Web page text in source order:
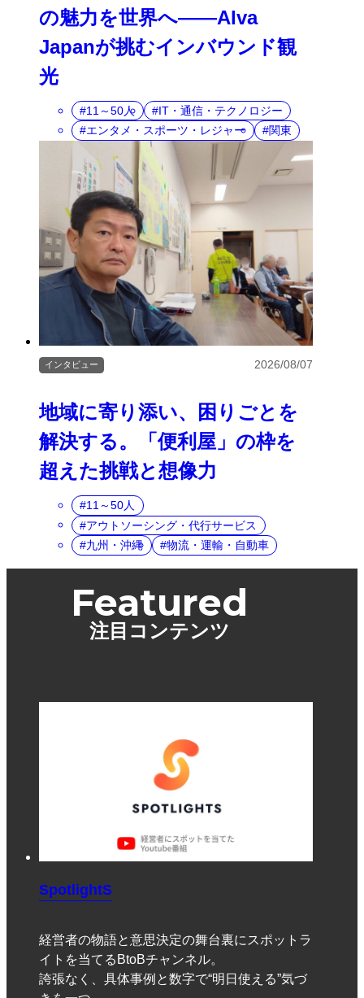
の魅力を世界へ――Alva
Japanが挑むインバウンド観
光
11～50人
IT・通信・テクノロジー
エンタメ・スポーツ・レジャー
関東
地域に寄り添い、困りごとを
解決する。「便利屋」の枠を
超えた挑戦と想像力
インタビュー 2026/08/07
11～50人
アウトソーシング・代行サービス
九州・沖縄
物流・運輸・自動車
Featured
注目コンテンツ
SpotlightS
経営者の物語と意思決定の舞台裏にスポットラ
イトを当てるBtoBチャンネル。
誇張なく、具体事例と数字で“明日使える”気づ